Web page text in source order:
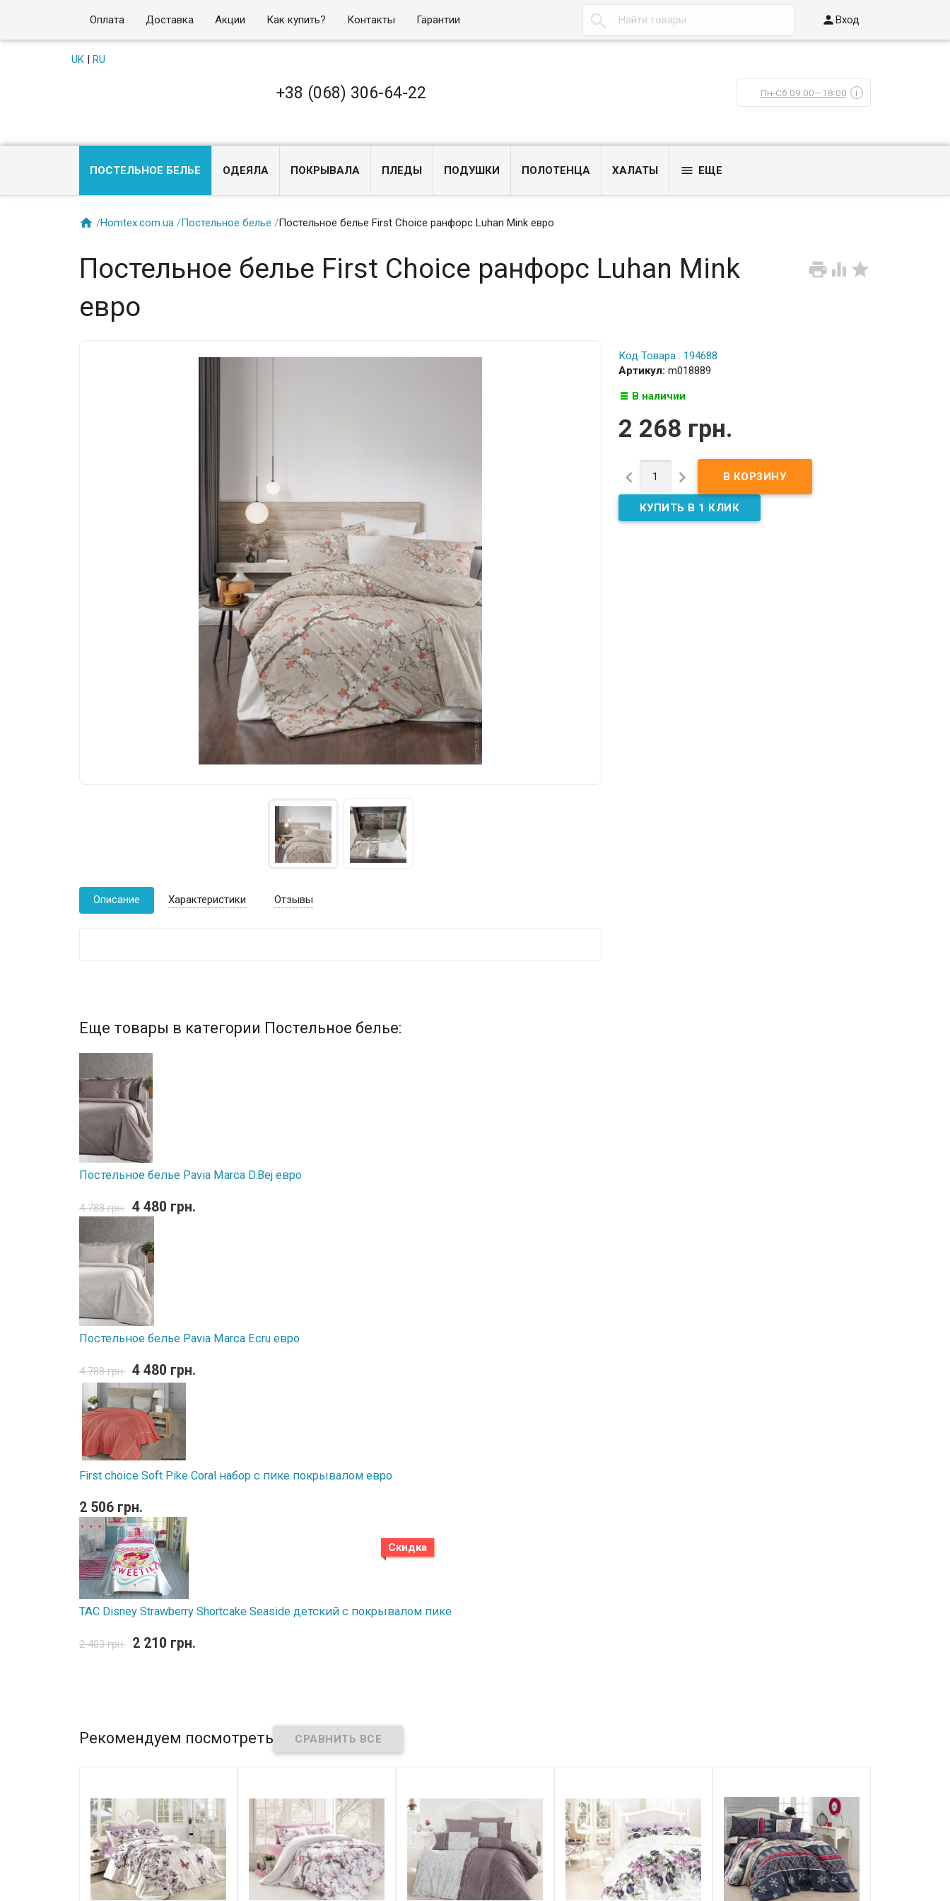
Оплата Доставка Акции Как купить? Контакты Гарантии  Вход
UK| RU
+38 (068) 306-64-22 Пн-Сб 09:00—18:00 i
ПОСТЕЛЬНОЕ БЕЛЬЕ ОДЕЯЛА ПОКРЫВАЛА ПЛЕДЫ ПОДУШКИ ПОЛОТЕНЦА ХАЛАТЫ  ЕЩЕ
 /Homtex.com.ua /Постельное белье /Постельное белье First Choice ранфорс Luhan Mink евро
  
Постельное белье First Choice ранфорс Luhan Mink
евро
Код Товара : 194688
Артикул: m018889
В наличии
2 268 грн.
 
Описание Характеристики Отзывы
Еще товары в категории Постельное белье:
Постельное белье Pavia Marca D.Bej евро
4 788 грн. 4 480 грн.
Постельное белье Pavia Marca Ecru евро
4 788 грн. 4 480 грн.
First choice Soft Pike Coral набор с пике покрывалом евро
2 506 грн.
Скидка
TAC Disney Strawberry Shortcake Seaside детский с покрывалом пике
2 403 грн. 2 210 грн.
Рекомендуем посмотреть